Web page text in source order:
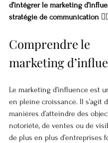
d’intégrer le marketing
stratégie de communication
Comprendre le
marketing
Le marketing d’influence est
en pleine croissance. Il s’agit
manières d’atteindre des
notoriété, de ventes ou de
de plus en plus d’entreprises